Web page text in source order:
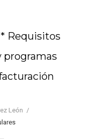
Requisitos
programas
León /